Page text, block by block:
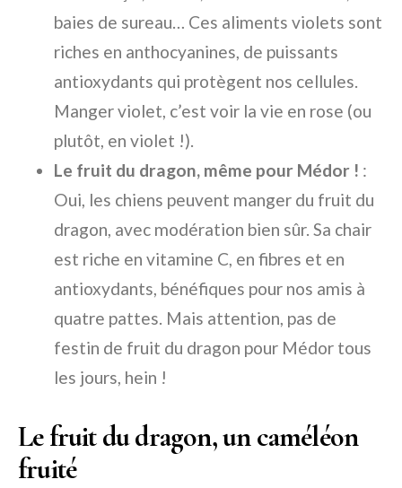
baies de sureau… Ces aliments violets sont
riches en anthocyanines, de puissants
antioxydants qui protègent nos cellules.
Manger violet, c’est voir la vie en rose (ou
plutôt, en violet !).
Le fruit du dragon, même pour Médor ! :
Oui, les chiens peuvent manger du fruit du
dragon, avec modération bien sûr. Sa chair
est riche en vitamine C, en fibres et en
antioxydants, bénéfiques pour nos amis à
quatre pattes. Mais attention, pas de
festin de fruit du dragon pour Médor tous
les jours, hein !
Le fruit du dragon, un caméléon
fruité